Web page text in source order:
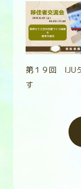
第１９回 IJU
す